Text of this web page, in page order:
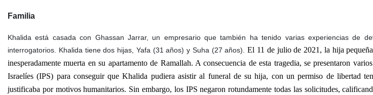
Familia
Khalida está casada con Ghassan Jarrar, un empresario que también ha tenido varias experiencias de
interrogatorios. Khalida tiene dos hijas, Yafa (31 años) y Suha (27 años).El 11 de julio de 2021, la hija
inesperadamente muerta en su apartamento de Ramallah. A consecuencia de esta tragedia, se presentaron
Israelíes (IPS) para conseguir que Khalida pudiera asistir al funeral de su hija, con un permiso de libertad
justificaba por motivos humanitarios. Sin embargo, los IPS negaron rotundamente todas las solicitudes,